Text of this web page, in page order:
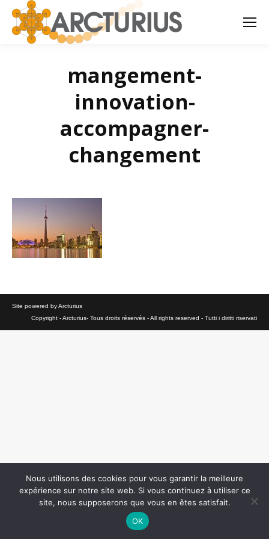
mangement-
innovation-
accompagner-
changement
Site powered by Arcturius
Copyright - Arcturius- Tous droits réservés - All rights reserved - Tutti i diritti riservati
Nous utilisons des cookies pour vous garantir la meilleure
expérience sur notre site web. Si vous continuez à utiliser ce
site, nous supposerons que vous en êtes satisfait.
OK